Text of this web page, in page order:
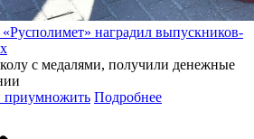
«Русполимет» наградил выпускников-
с медалями, получили денежные
приумножить Подробнее